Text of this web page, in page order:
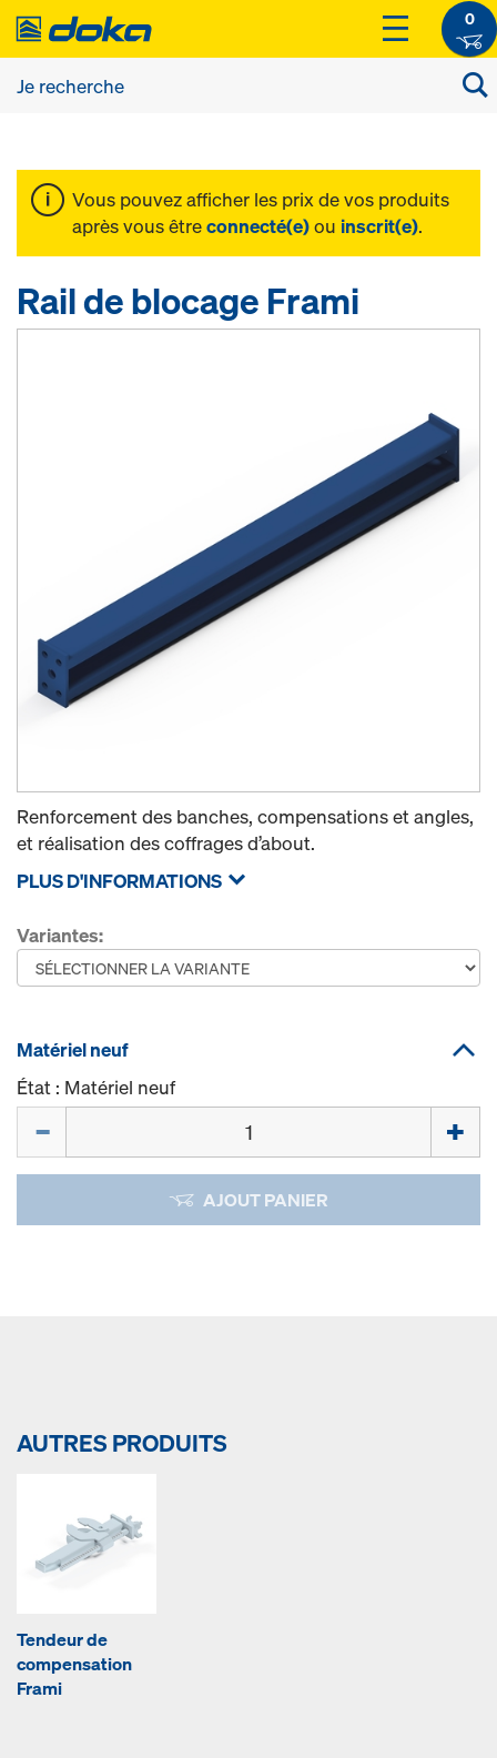
0
Vous pouvez afficher les prix de vos produits
après vous êtreconnecté(e)ou inscrit(e).
Rail de blocage Frami
Renforcement des banches, compensations et angles,
et réalisation des coffrages d’about.
PLUS D'INFORMATIONS
Variantes:
Matériel neuf
État : Matériel neuf
AJOUT PANIER
AUTRES PRODUITS
Tendeur de
compensation
Frami